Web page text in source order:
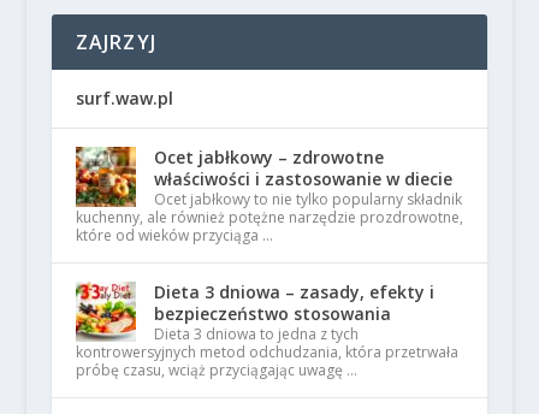
ZAJRZYJ
surf.waw.pl
Ocet jabłkowy – zdrowotne
właściwości i zastosowanie w diecie
Ocet jabłkowy to nie tylko popularny składnik
kuchenny, ale również potężne narzędzie prozdrowotne,
które od wieków przyciąga …
Dieta 3 dniowa – zasady, efekty i
bezpieczeństwo stosowania
Dieta 3 dniowa to jedna z tych
kontrowersyjnych metod odchudzania, która przetrwała
próbę czasu, wciąż przyciągając uwagę …